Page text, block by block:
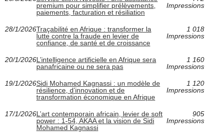
premium pour simplifier prélèvements,
paiements, facturation et résiliation
Impressions
28/1/2026Traçabilité en Afrique : transformer la
lutte contre la fraude en levier de
confiance, de santé et de croissance
1 018
Impressions
20/1/2026L’intelligence artificielle en Afrique sera
panafricaine ou ne sera pas
1 160
Impressions
19/1/2026Sidi Mohamed Kagnassi : un modèle de
résilience, d’innovation et de
transformation économique en Afrique
1 120
Impressions
17/1/2026L’art contemporain africain, levier de soft
power : 1-54, AKAA et la vision de Sidi
Mohamed Kagnassi
905
Impressions